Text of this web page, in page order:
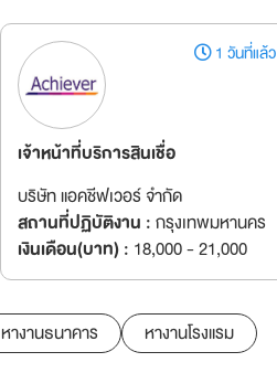
1 วันที่แล้ว
เจ้าหน้าที่บริการสินเชื่อ
บริษัท แอคชีฟเวอร์ จำกัด
สถานที่ปฏิบัติงาน :กรุงเทพมหานคร
เงินเดือน(บาท) : 18,000 - 21,000
หางานธนาคาร หางานโรงแรม